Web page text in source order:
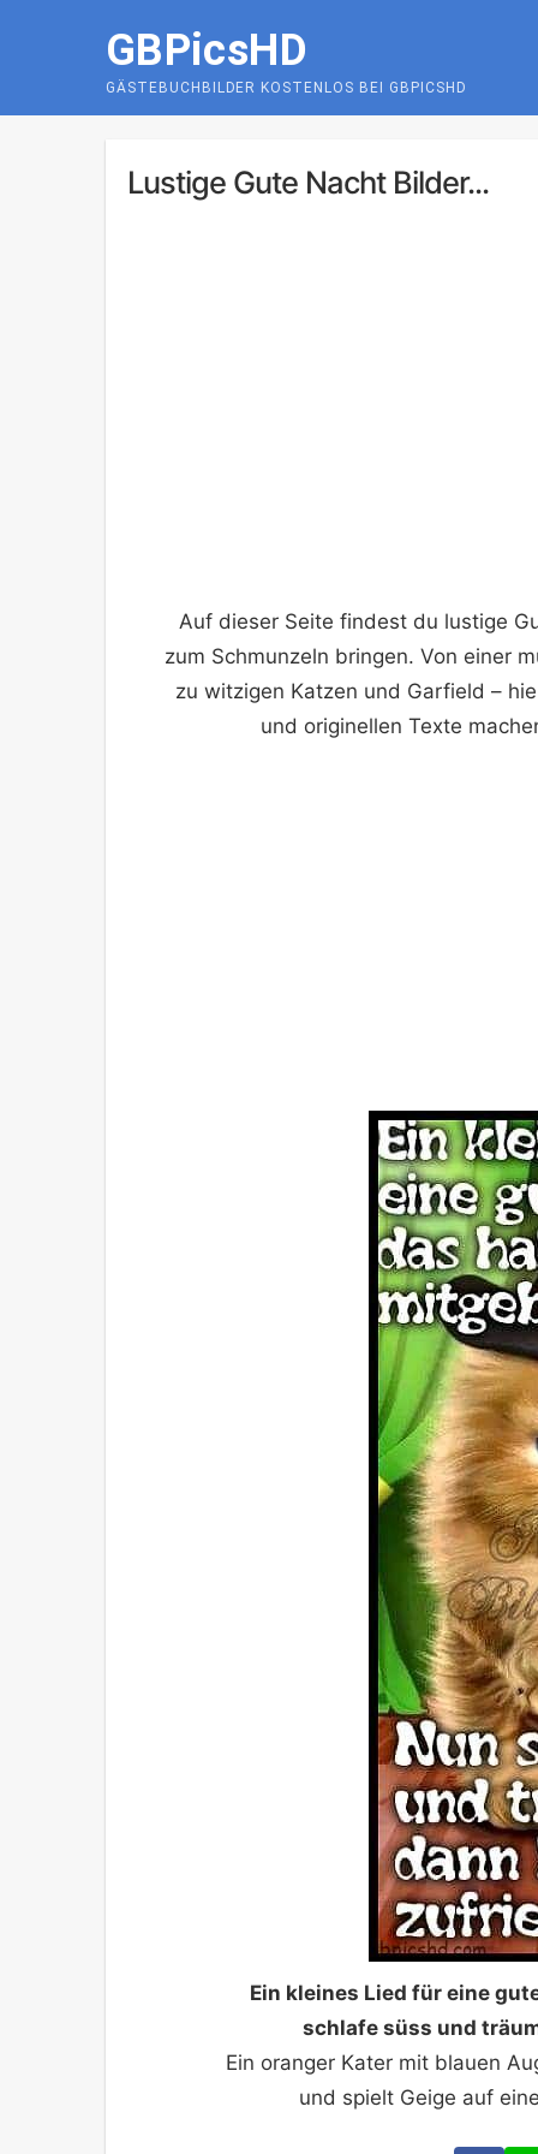
GBPicsHD
GÄSTEBUCHBILDER KOSTENLOS BEI GBPICSHD
Lustige Gute Nacht Bilder...
Auf dieser Seite findest du lustige
zum Schmunzeln bringen. Von einer
zu witzigen Katzen und Garfield –
und originellen Texte
Ein kleines Lied für eine
schlafe süss und
Ein oranger Kater mit blauen
und spielt Geige auf